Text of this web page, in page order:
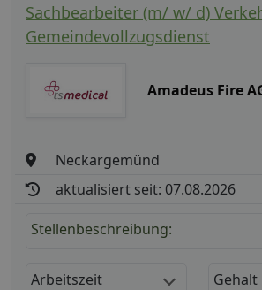
Sachbearbeiter (m/ w/ d)
Gemeindevollzugsdienst
Amadeus Fire
Neckargemünd
aktualisiert seit: 07.08.2026
Stellenbeschreibung:
Arbeitszeit Gehalt